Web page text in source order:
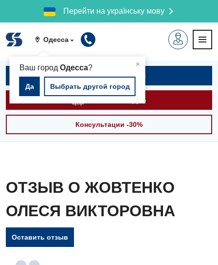
Перейти на українську мову
Одесса
×
Ваш город Одесса?
Да Выбрать другой город
Записаться на приём
Вызвать скорую
Консультации -30%
ОТЗЫВ О ЖОВТЕНКО
ОЛЕСЯ ВИКТОРОВНА
Оставить отзыв